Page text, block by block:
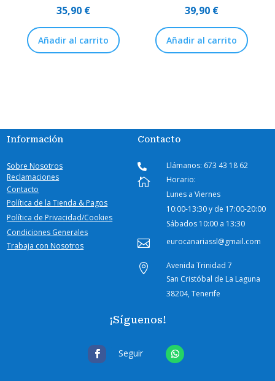
35,90 €
Añadir al carrito
39,90 €
Añadir al carrito
Información
Sobre Nosotros
Reclamaciones
Contacto
Política de la Tienda & Pagos
Política de Privacidad/Cookies
Condiciones Generales
Trabaja con Nosotros
Contacto
 Llámanos: 673 43 18 62

Horario:
Lunes a Viernes
10:00-13:30 y de 17:00-20:00
Sábados 10:00 a 13:30
 eurocanariassl@gmail.com

Avenida Trinidad 7
San Cristóbal de La Laguna
38204, Tenerife
¡Síguenos!
Seguir